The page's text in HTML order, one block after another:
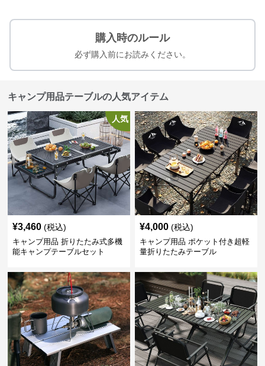
購入時のルール
必ず購入前にお読みください。
キャンプ用品テーブルの人気アイテム
人気
¥3,460 (税込)
キャンプ用品 折りたたみ式多機
能キャンプテーブルセット
¥4,000 (税込)
キャンプ用品 ポケット付き超軽
量折りたたみテーブル